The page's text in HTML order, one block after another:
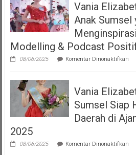
Vania
Anak Sumsel
Modelling & Podcast
08/06/2025 Komentar Dinonaktifkan
Vania
Sumsel Siap
Daerah di
2025
08/06/2025 Komentar Dinonaktifkan